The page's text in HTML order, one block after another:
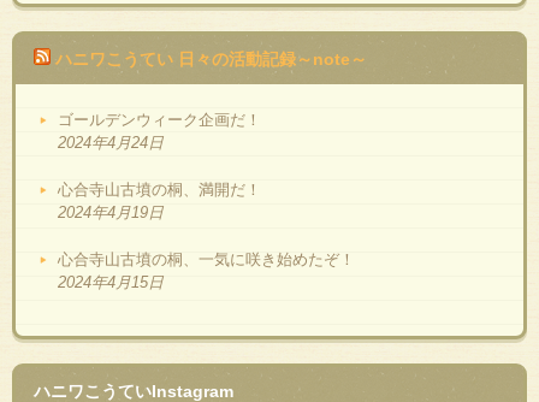
ハニワこうてい 日々の活動記録～note～
ゴールデンウィーク企画だ！
2024年4月24日
心合寺山古墳の桐、満開だ！
2024年4月19日
心合寺山古墳の桐、一気に咲き始めたぞ！
2024年4月15日
ハニワこうていInstagram